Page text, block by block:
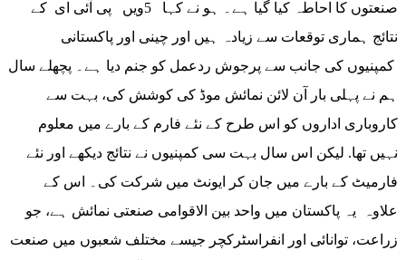
صنعتوں کا احاطہ کیا گیا ہے۔ ہو نے کہا 5ویں پی آئی ای کے
نتائج ہماری توقعات سے زیادہ ہیں اور چینی اور پاکستانی
کمپنیوں کی جانب سے پرجوش ردعمل کو جنم دیا ہے۔ پچھلے سال
ہم نے پہلی بار آن لائن نمائش موڈ کی کوشش کی، بہت سے
کاروباری اداروں کو اس طرح کے نئے فارم کے بارے میں معلوم
نہیں تھا. لیکن اس سال بہت سی کمپنیوں نے نتائج دیکھے اور نئے
فارمیٹ کے بارے میں جان کر ایونٹ میں شرکت کی۔ اس کے
علاوہ یہ پاکستان میں واحد بین الاقوامی صنعتی نمائش ہے، جو
زراعت، توانائی اور انفراسٹرکچر جیسے مختلف شعبوں میں صنعت